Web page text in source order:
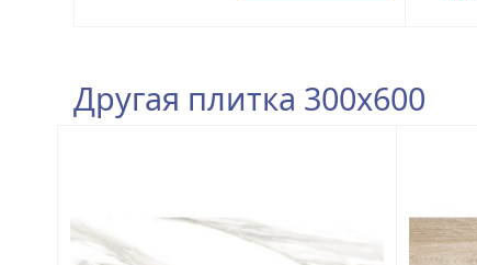
Другая плитка 300x600